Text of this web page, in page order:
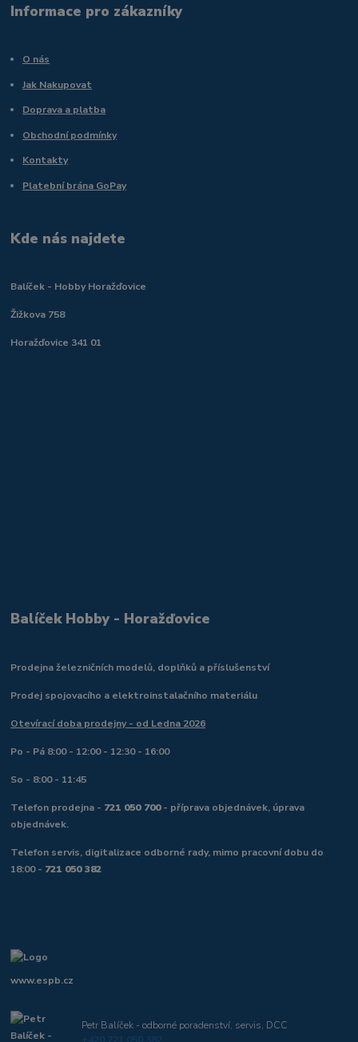
Informace pro zákazníky
O nás
Jak Nakupovat
Doprava a platba
Obchodní podmínky
Kontakty
Platební brána GoPay
Kde nás najdete
Balíček - Hobby Horažďovice
Žižkova 758
Horažďovice 341 01
Balíček Hobby - Horažďovice
Prodejna železničních modelů, doplňků a příslušenství
Prodej spojovacího a elektroinstalačního materiálu
Otevírací doba prodejny - od Ledna 2026
Po - Pá 8:00 - 12:00 - 12:30 - 16:00
So - 8:00 - 11:45
Telefon prodejna - 721 050 700- příprava objednávek, úprava
objednávek.
Telefon servis, digitalizace odborné rady, mimo pracovní dobu do
18:00 - 721 050 382
www.espb.cz
Petr Balíček - odborné poradenství, servis, DCC